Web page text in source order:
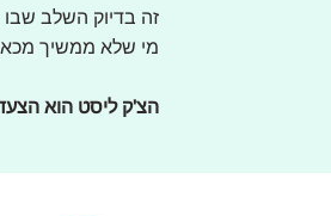
זה בדיוק השלב
מי שלא ממשיך
הצ'ק ליסט הוא